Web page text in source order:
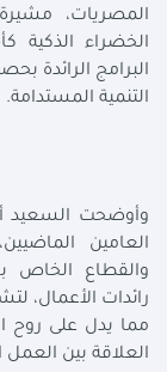
المصريات،
الخضراء الذكية
البرامج الرائدة
التنمية المستدامة.
وأوضحت السعيد
العامين
والقطاع الخاص
مما يدل على روح
العلاقة بين